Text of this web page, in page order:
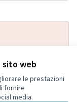
sito web
le prestazioni
fornire
media.